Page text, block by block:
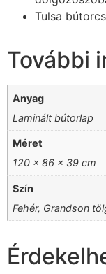
Tulsa
További
Anyag
Laminált bútorlap
Méret
120 x 86 x 39 cm
Szín
Fehér, Grandson